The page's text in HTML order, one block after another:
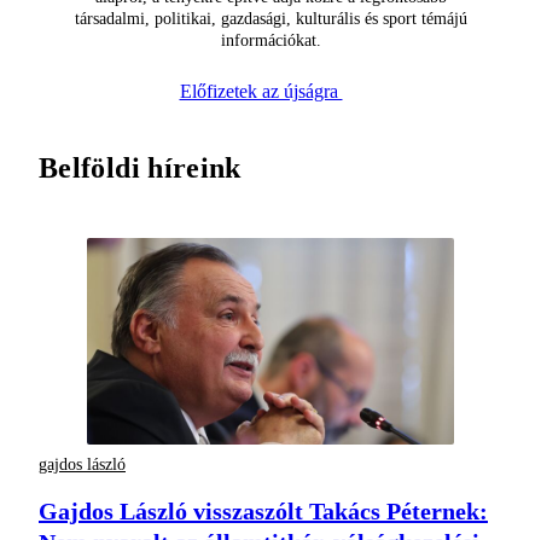
társadalmi, politikai, gazdasági, kulturális és sport témájú
információkat.
Előfizetek az újságra
Belföldi híreink
gajdos lászló
Gajdos László visszaszólt Takács Péternek: